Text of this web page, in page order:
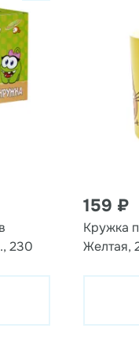
230
159 ₽
Кружка
Желтая,